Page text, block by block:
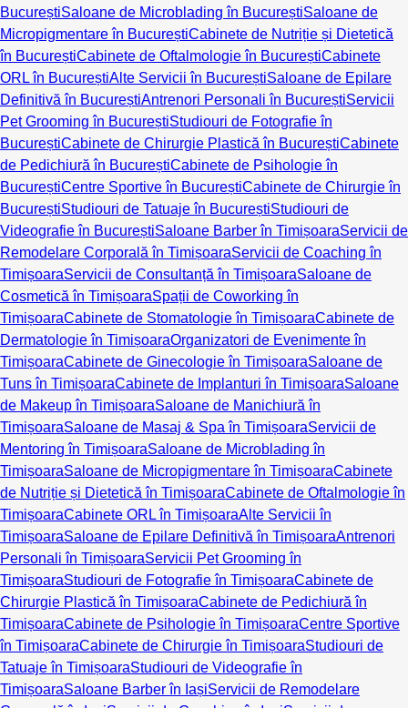
BucureștiSaloane de Microblading în BucureștiSaloane de
Micropigmentare în BucureștiCabinete de Nutriție și Dietetică
în BucureștiCabinete de Oftalmologie în BucureștiCabinete
ORL în BucureștiAlte Servicii în BucureștiSaloane de Epilare
Definitivă în BucureștiAntrenori Personali în BucureștiServicii
Pet Grooming în BucureștiStudiouri de Fotografie în
BucureștiCabinete de Chirurgie Plastică în BucureștiCabinete
de Pedichiură în BucureștiCabinete de Psihologie în
BucureștiCentre Sportive în BucureștiCabinete de Chirurgie în
BucureștiStudiouri de Tatuaje în BucureștiStudiouri de
Videografie în BucureștiSaloane Barber în TimișoaraServicii de
Remodelare Corporală în TimișoaraServicii de Coaching în
TimișoaraServicii de Consultanță în TimișoaraSaloane de
Cosmetică în TimișoaraSpații de Coworking în
TimișoaraCabinete de Stomatologie în TimișoaraCabinete de
Dermatologie în TimișoaraOrganizatori de Evenimente în
TimișoaraCabinete de Ginecologie în TimișoaraSaloane de
Tuns în TimișoaraCabinete de Implanturi în TimișoaraSaloane
de Makeup în TimișoaraSaloane de Manichiură în
TimișoaraSaloane de Masaj & Spa în TimișoaraServicii de
Mentoring în TimișoaraSaloane de Microblading în
TimișoaraSaloane de Micropigmentare în TimișoaraCabinete
de Nutriție și Dietetică în TimișoaraCabinete de Oftalmologie în
TimișoaraCabinete ORL în TimișoaraAlte Servicii în
TimișoaraSaloane de Epilare Definitivă în TimișoaraAntrenori
Personali în TimișoaraServicii Pet Grooming în
TimișoaraStudiouri de Fotografie în TimișoaraCabinete de
Chirurgie Plastică în TimișoaraCabinete de Pedichiură în
TimișoaraCabinete de Psihologie în TimișoaraCentre Sportive
în TimișoaraCabinete de Chirurgie în TimișoaraStudiouri de
Tatuaje în TimișoaraStudiouri de Videografie în
TimișoaraSaloane Barber în IașiServicii de Remodelare